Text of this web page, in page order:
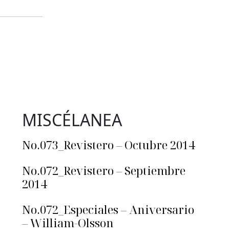
MISCÉLANEA
No.073_Revistero – Octubre 2014
No.072_Revistero – Septiembre
2014
No.072_Especiales – Aniversario
– William-Olsson